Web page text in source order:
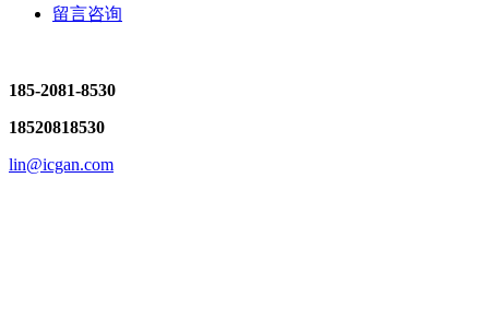
留言咨询
185-2081-8530
18520818530
lin@icgan.com